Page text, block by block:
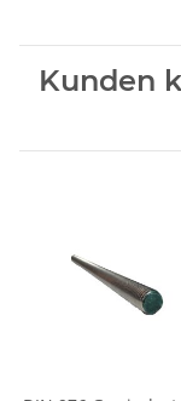
Kunden